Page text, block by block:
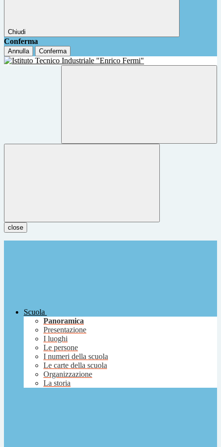
Chiudi
Conferma
Annulla Conferma
close
Scuola
Panoramica
Presentazione
I luoghi
Le persone
I numeri della scuola
Le carte della scuola
Organizzazione
La storia